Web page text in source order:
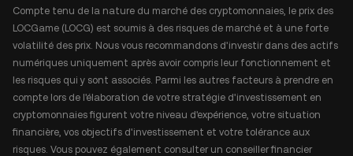
Compte tenu de la nature du marché des cryptomonnaies, le prix des
LOCGame (LOCG) est soumis à des risques de marché et à une forte
volatilité des prix. Nous vous recommandons d'investir dans des actifs
numériques uniquement après avoir compris leur fonctionnement et
les risques qui y sont associés. Parmi les autres facteurs à prendre en
compte lors de l'élaboration de votre stratégie d'investissement en
cryptomonnaies figurent votre niveau d'expérience, votre situation
financière, vos objectifs d'investissement et votre tolérance aux
risques. Vous pouvez également consulter un conseiller financier